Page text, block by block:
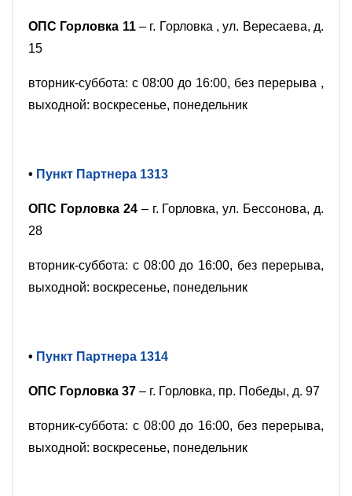
ОПС Горловка 11– г. Горловка , ул. Вересаева, д.
15
вторник-суббота: с 08:00 до 16:00, без перерыва ,
выходной: воскресенье, понедельник
• Пункт Партнера 1313
ОПС Горловка 24– г. Горловка, ул. Бессонова, д.
28
вторник-суббота: с 08:00 до 16:00, без перерыва,
выходной: воскресенье, понедельник
• Пункт Партнера 1314
ОПС Горловка 37 – г. Горловка, пр. Победы, д. 97
вторник-суббота: с 08:00 до 16:00, без перерыва,
выходной: воскресенье, понедельник